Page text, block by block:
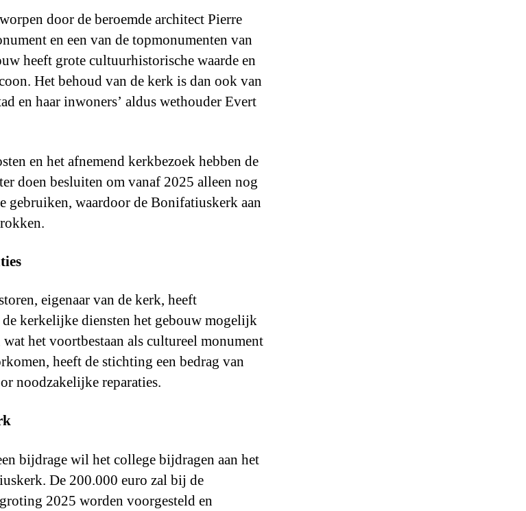
door de beroemde architect Pierre
en een van de topmonumenten van
heeft grote cultuurhistorische waarde en
Het behoud van de kerk is dan ook van
en haar inwoners’ aldus wethouder Evert
en het afnemend kerkbezoek hebben de
doen besluiten om vanaf 2025 alleen nog
gebruiken, waardoor de Bonifatiuskerk aan
eigenaar van de kerk, heeft
de kerkelijke diensten het gebouw mogelijk
het voortbestaan als cultureel monument
heeft de stichting een bedrag van
noodzakelijke reparaties.
bijdrage wil het college bijdragen aan het
De 200.000 euro zal bij de
2025 worden voorgesteld en